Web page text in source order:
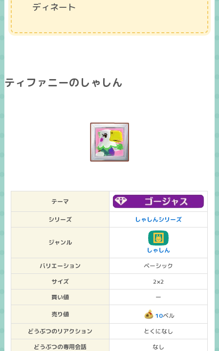
ディネート
ティファニーのしゃしん
テーマ
シリーズ しゃしんシリーズ
ジャンル
しゃしん
バリエーション
ベーシック
サイズ
2×2
買い値
ー
売り値 10ベル
どうぶつのリアクション
とくになし
どうぶつの専用会話
なし